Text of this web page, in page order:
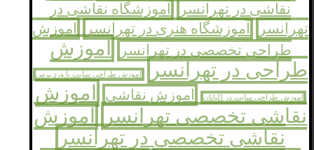
نقاشی در تهرانسر
آموزشگاه نقاشی در
تهرانسر
آموزشگاه هنری در تهرانسر
اموزش
طراحی تخصصی در تهرانسر
اموزش
طراحی در تهرانسر
اموزش طراحی سایت با ورد پرس
اموزش طراحی سایت در اکباتان اموزش نقاشی
اموزش
نقاشی تخصصی تهرانسر
اموزش
نقاشی تخصصی در تهرانسر